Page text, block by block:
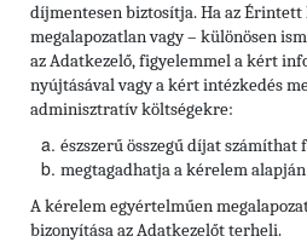
díjmentesen biztosítja. Ha az
megalapozatlan vagy – különösen
az Adatkezelő, figyelemmel a kért
nyújtásával vagy a kért intézkedés
adminisztratív költségekre:
észszerű összegű díjat számíthat
megtagadhatja a kérelem
A kérelem egyértelműen
bizonyítása az Adatkezelőt terheli.